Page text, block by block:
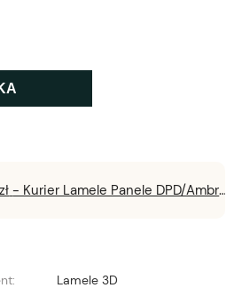
- Kurier Lamele Panele DPD/Ambro/NST
Lamele 3D